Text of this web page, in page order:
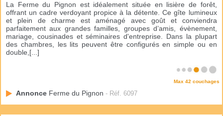
La Ferme du Pignon est idéalement située en lisière de forêt,
offrant un cadre verdoyant propice à la détente. Ce gîte lumineux
et plein de charme est aménagé avec goût et conviendra
parfaitement aux grandes familles, groupes d’amis, évènement,
mariage, cousinades et séminaires d'entreprise. Dans la plupart
des chambres, les lits peuvent être configurés en simple ou en
double,[...]
Max 42 couchages
Annonce Ferme du Pignon - Réf. 6097